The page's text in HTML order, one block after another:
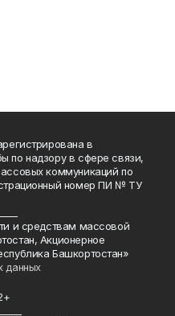
в
по надзору в сфере связи,
коммуникаций по
номер ПИ № ТУ
и средствам массовой
Акционерное
Башкортостан»
данных